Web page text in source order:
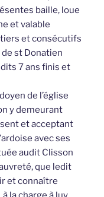
baille, loue
et valable
et consécutifs
st Donatien
7 ans finis et
de l’église
y demeurant
et acceptant
avec ses
audit Clisson
que ledit
et connaître